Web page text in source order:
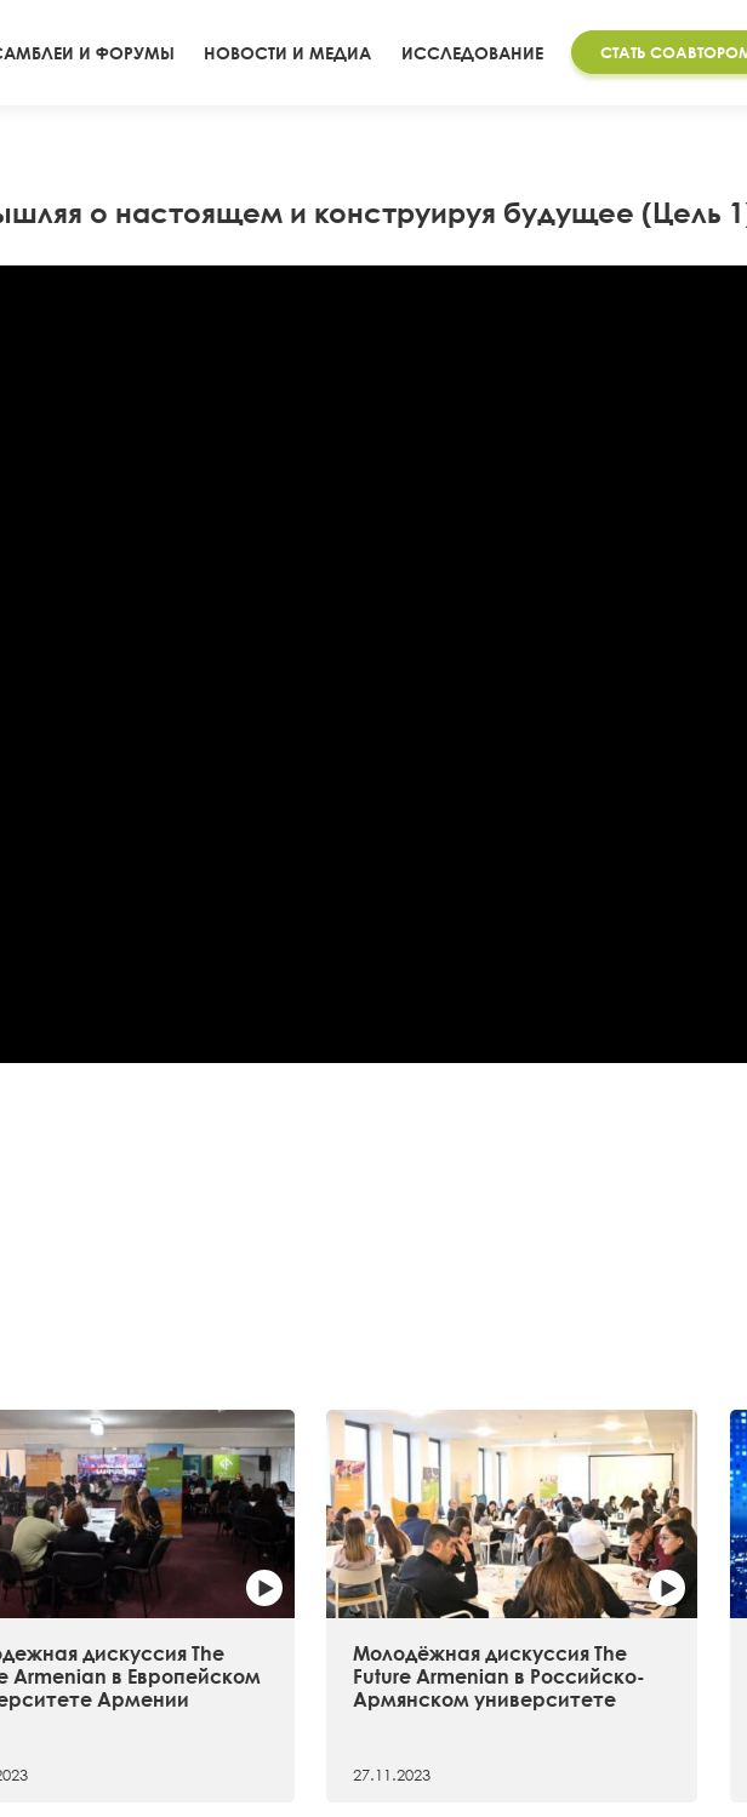
И ФОРУМЫ НОВОСТИ И МЕДИА ИССЛЕДОВАНИЕ СТАТЬ
о настоящем и конструируя будущее (Цель
дискуссия The
Armenian в Европейском
Армении
Молодёжная дискуссия The
Future Armenian в Российско-
Армянском университете
27.11.2023